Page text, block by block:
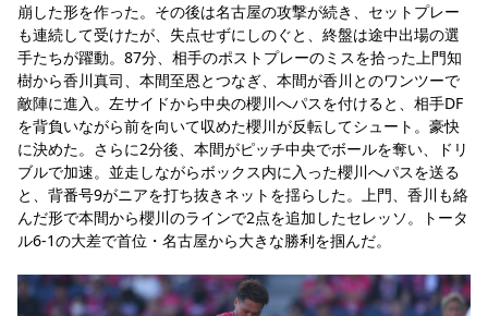
崩した形を作った。その後は名古屋の攻撃が続き、セットプレー
も連続して受けたが、失点せずにしのぐと、終盤は途中出場の選
手たちが躍動。87分、相手のポストプレーのミスを拾った上門知
樹から香川真司、本間至恩とつなぎ、本間が香川とのワンツーで
敵陣に進入。左サイドから中央の櫻川へパスを付けると、相手DF
を背負いながら前を向いて収めた櫻川が反転してシュート。豪快
に決めた。さらに2分後、本間がピッチ中央でボールを奪い、ドリ
ブルで加速。並走しながらボックス内に入った櫻川へパスを送る
と、背番号9がニアを打ち抜きネットを揺らした。上門、香川も絡
んだ形で本間から櫻川のラインで2点を追加したセレッソ。トータ
ル6-1の大差で首位・名古屋から大きな勝利を掴んだ。